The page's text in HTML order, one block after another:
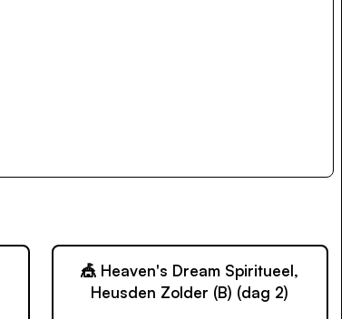
🎪 Heaven's Dream Spiritueel,
Heusden Zolder (B) (dag 2)